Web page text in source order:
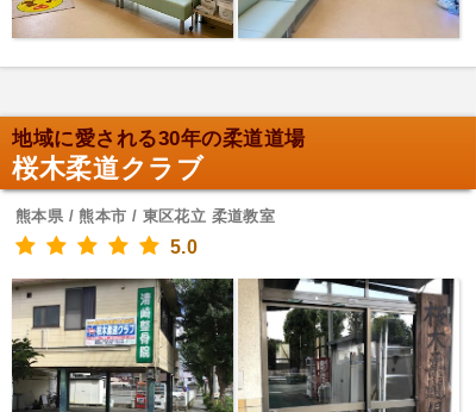
地域に愛される30年の柔道道場
桜木柔道クラブ
熊本県 / 熊本市 / 東区花立 柔道教室
5.0